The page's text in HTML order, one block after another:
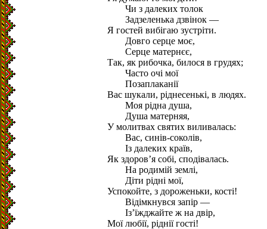
Чи з далеких толок
Задзеленька дзвінок —
Я гостей вибігаю зустріти.
Довго серце моє,
Серце матернєє,
Так, як рибочка, билося в грудях;
Часто очі мої
Позаплаканії
Вас шукали, ріднесенькі, в людях.
Моя рідна душа,
Душа матерняя,
У молитвах святих виливалась:
Вас, синів-соколів,
Із далеких країв,
Як здоров’я собі, сподівалась.
На родимій землі,
Діти рідні мої,
Успокойте, з дороженьки, кості!
Відімкнувся запір —
Із’їжджайте ж на двір,
Мої любії, ріднії гості!